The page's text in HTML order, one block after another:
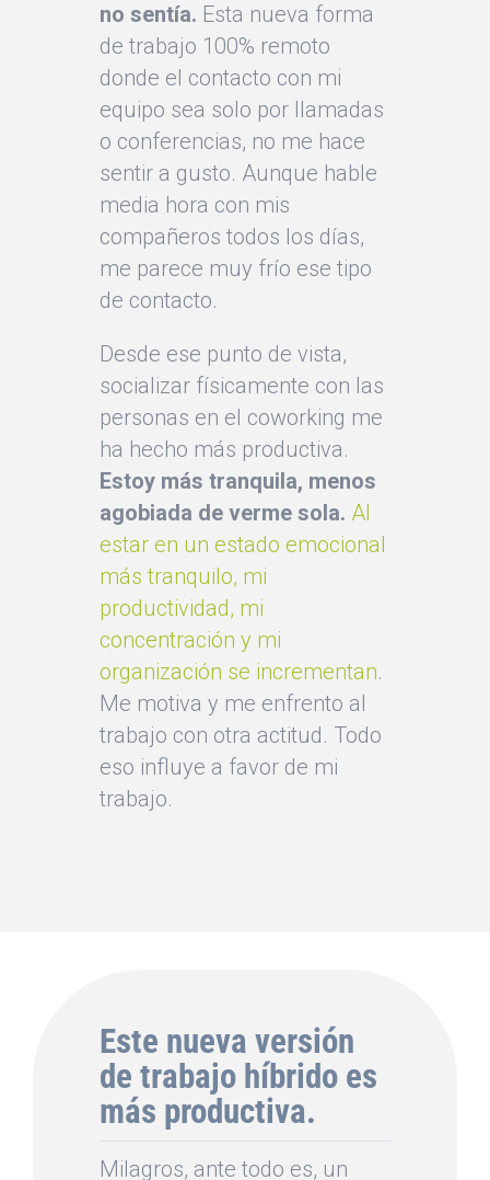
no sentía. Esta nueva forma
de trabajo 100% remoto
donde el contacto con mi
equipo sea solo por llamadas
o conferencias, no me hace
sentir a gusto. Aunque hable
media hora con mis
compañeros todos los días,
me parece muy frío ese tipo
de contacto.
Desde ese punto de vista,
socializar físicamente con las
personas en el coworking me
ha hecho más productiva.
Estoy más tranquila, menos
agobiada de verme sola. Al
estar en un estado emocional
más tranquilo, mi
productividad, mi
concentración y mi
organización se incrementan.
Me motiva y me enfrento al
trabajo con otra actitud. Todo
eso influye a favor de mi
trabajo.
Este nueva versión
de trabajo híbrido es
más productiva.
Milagros, ante todo es, un